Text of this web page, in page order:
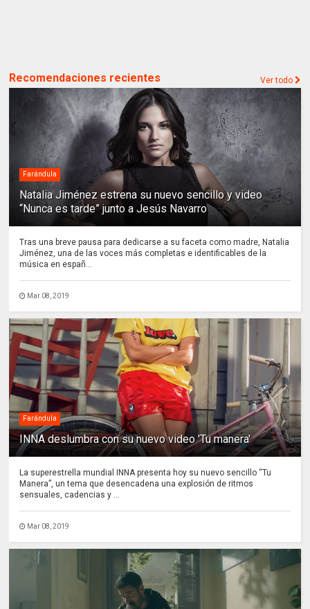
Recomendaciones recientes Ver todo
Farándula
Natalia Jiménez estrena su nuevo sencillo y video
“Nunca es tarde” junto a Jesús Navarro
Tras una breve pausa para dedicarse a su faceta como madre, Natalia
Jiménez, una de las voces más completas e identificables de la
música en españ...
Mar 08, 2019
Farándula
INNA deslumbra con su nuevo video 'Tu manera'
La superestrella mundial INNA presenta hoy su nuevo sencillo “Tu
Manera”, un tema que desencadena una explosión de ritmos
sensuales, cadencias y ...
Mar 08, 2019